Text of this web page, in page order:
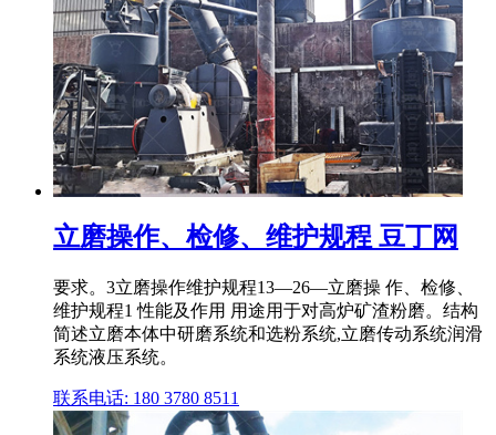
立磨操作、检修、维护规程 豆丁网
要求。3立磨操作维护规程13—26—立磨操 作、检修、
维护规程1 性能及作用 用途用于对高炉矿渣粉磨。结构
简述立磨本体中研磨系统和选粉系统,立磨传动系统润滑
系统液压系统。
联系电话: 180 3780 8511